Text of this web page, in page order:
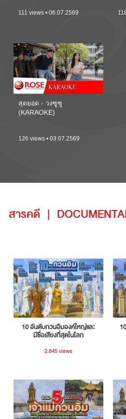
111 views • 06.07.2569
สุดยอด - วงซูซู
(KARAOKE)
126 views • 03.07.2569
สารคดี |
10 อันดับกวนอิมองค์ใหญ่และ
มีชื่อเสียงที่สุดในโลก
2,845 views